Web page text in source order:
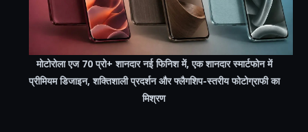
मोटोरोला एज 70 प्रो+ शानदार नई फिनिश में, एक शानदार स्मार्टफोन में
प्रीमियम डिजाइन, शक्तिशाली प्रदर्शन और फ्लैगशिप-स्तरीय फोटोग्राफी का
मिश्रण